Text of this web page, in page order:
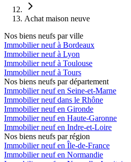
Achat maison neuve
Nos biens neufs par ville
Immobilier neuf à Bordeaux
Immobilier neuf à Lyon
Immobilier neuf à Toulouse
Immobilier neuf à Tours
Nos biens neufs par département
Immobilier neuf en Seine-et-Marne
Immobilier neuf dans le Rhône
Immobilier neuf en Gironde
Immobilier neuf en Haute-Garonne
Immobilier neuf en Indre-et-Loire
Nos biens neufs par région
Immobilier neuf en Île-de-France
Immobilier neuf en Normandie